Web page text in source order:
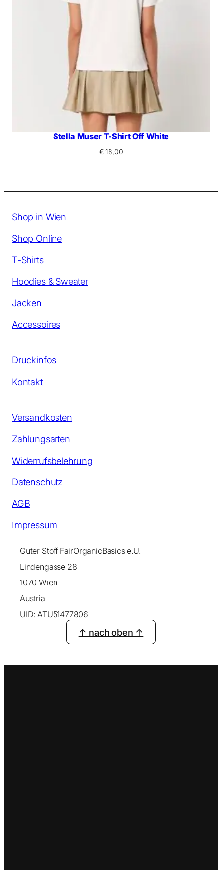
Stella Muser T-Shirt Off White
€18,00
Shop in Wien
Shop Online
T-Shirts
Hoodies & Sweater
Jacken
Accessoires
Druckinfos
Kontakt
Versandkosten
Zahlungsarten
Widerrufsbelehrung
Datenschutz
AGB
Impressum
Guter Stoff FairOrganicBasics e.U.
Lindengasse 28
1070 Wien
Austria
UID: ATU51477806
↑ nach oben ↑